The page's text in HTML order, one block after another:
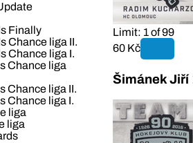
Finally
Chance liga II.
Chance liga I.
Chance liga
Chance liga II.
Chance liga I.
liga
liga
Limit: 1 of 99
60 Kč
Šimánek Jiří